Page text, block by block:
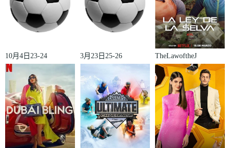
10月4日23-24
赛季欧冠小组
赛第2轮那不
勒斯VS皇家
马德里
3月23日25-26
轮雷恩VS梅
斯
TheLawoftheJ
ungle